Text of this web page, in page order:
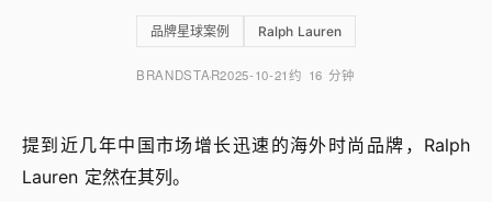
品牌星球案例 Ralph Lauren
BRANDSTAR2025-10-21约 16 分钟
提到近几年中国市场增长迅速的海外时尚品牌，Ralph
Lauren 定然在其列。